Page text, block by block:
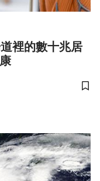
裡的數十兆居
儲